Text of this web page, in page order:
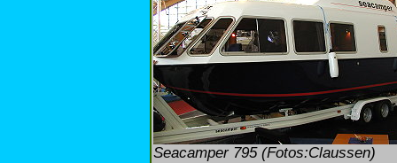
Seacamper 795 (Fotos:Claussen)